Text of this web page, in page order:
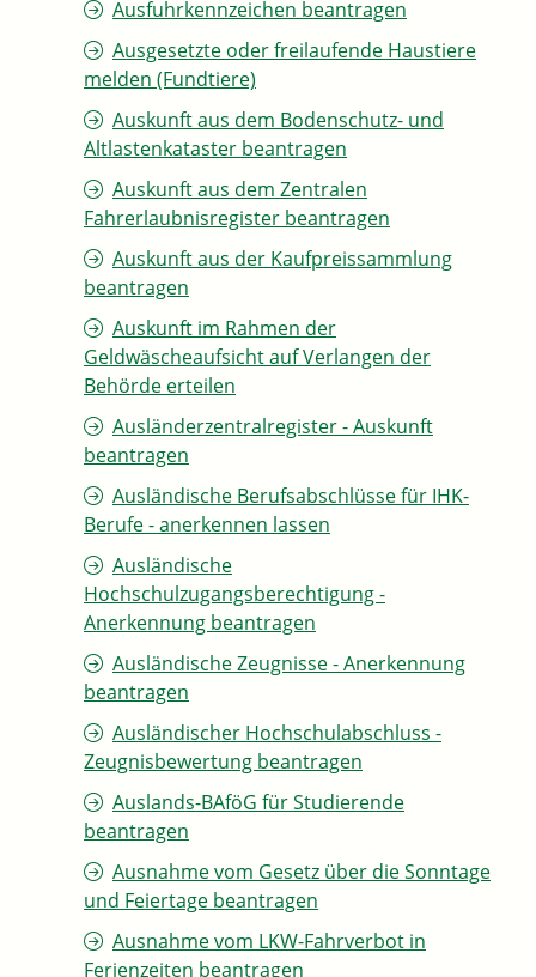
Ausfuhrkennzeichen beantragen
Ausgesetzte oder freilaufende Haustiere
melden (Fundtiere)
Auskunft aus dem Bodenschutz- und
Altlastenkataster beantragen
Auskunft aus dem Zentralen
Fahrerlaubnisregister beantragen
Auskunft aus der Kaufpreissammlung
beantragen
Auskunft im Rahmen der
Geldwäscheaufsicht auf Verlangen der
Behörde erteilen
Ausländerzentralregister - Auskunft
beantragen
Ausländische Berufsabschlüsse für IHK-
Berufe - anerkennen lassen
Ausländische
Hochschulzugangsberechtigung -
Anerkennung beantragen
Ausländische Zeugnisse - Anerkennung
beantragen
Ausländischer Hochschulabschluss -
Zeugnisbewertung beantragen
Auslands-BAföG für Studierende
beantragen
Ausnahme vom Gesetz über die Sonntage
und Feiertage beantragen
Ausnahme vom LKW-Fahrverbot in
Ferienzeiten beantragen